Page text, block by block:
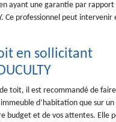
ayant une garantie par rapport
Ce professionnel peut
en sollicitant
toit, il est recommandé de faire
immeuble d’habitation que sur
budget et de vos attentes. Elle